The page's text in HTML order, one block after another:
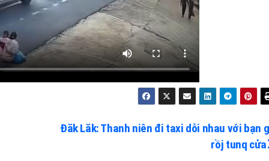
Đăk Lăk: Thanh niên đi taxi dỗi nhau với bạn
rồj tunq cửa